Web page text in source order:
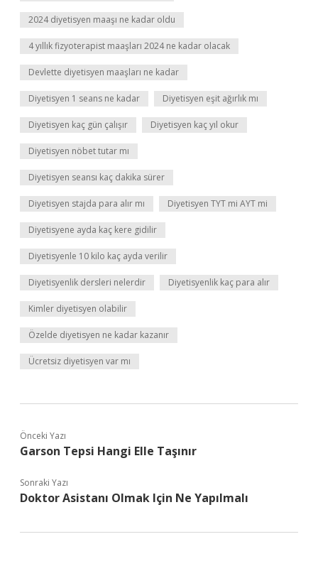
2024 diyetisyen maaşı ne kadar oldu
4 yıllık fizyoterapist maaşları 2024 ne kadar olacak
Devlette diyetisyen maaşları ne kadar
Diyetisyen 1 seans ne kadar Diyetisyen eşit ağırlık mı
Diyetisyen kaç gün çalışır Diyetisyen kaç yıl okur
Diyetisyen nöbet tutar mı
Diyetisyen seansı kaç dakika sürer
Diyetisyen stajda para alır mı Diyetisyen TYT mi AYT mi
Diyetisyene ayda kaç kere gidilir
Diyetisyenle 10 kilo kaç ayda verilir
Diyetisyenlik dersleri nelerdir Diyetisyenlik kaç para alır
Kimler diyetisyen olabilir
Özelde diyetisyen ne kadar kazanır
Ücretsiz diyetisyen var mı
Önceki Yazı
Garson Tepsi Hangi Elle Taşınır
Sonraki Yazı
Doktor Asistanı Olmak Için Ne Yapılmalı